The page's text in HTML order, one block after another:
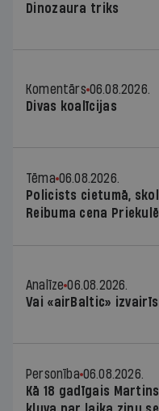
Dinozaura triks
Komentārs 06.08.2026.
Divas koalīcijas
Tēma 06.08.2026.
Policists cietumā,
Reibuma cena Priekulē
Analīze 06.08.2026.
Vai «airBaltic»
Personība 06.08.2026.
Kā 18 gadīgais